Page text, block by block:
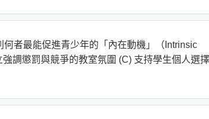
者最能促進青少年的「內在動機」（Intrinsic
調懲罰與競爭的教室氛圍 (C) 支持學生個人選